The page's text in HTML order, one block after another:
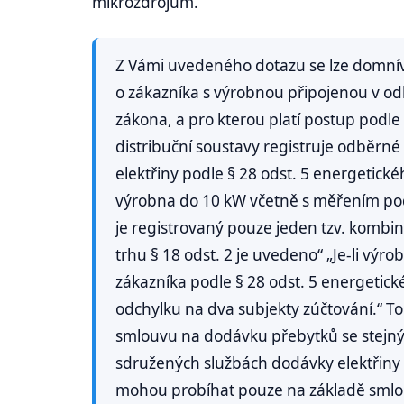
Z Vámi uvedeného dotazu se lze
o zákazníka s výrobnou připojenou v
zákona, a pro kterou platí postup
distribuční soustavy registruje
elektřiny podle § 28 odst. 5
výrobna do 10 kW včetně s měřením
je registrovaný pouze jeden tzv.
trhu § 18 odst. 2 je uvedeno“ „Je-li
zákazníka podle § 28 odst. 5
odchylku na dva subjekty zúčtování.“
smlouvu na dodávku přebytků se
sdružených službách dodávky
mohou probíhat pouze na základě